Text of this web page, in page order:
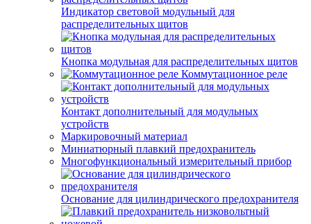
Индикатор световой модульный для
распределительных щитов
Кнопка модульная для распределительных щитов
Коммутационное реле
Контакт дополнительный для модульных
устройств
Маркировочный материал
Миниатюрный плавкий предохранитель
Многофункциональный измерительный прибор
Основание для цилиндрического предохранителя